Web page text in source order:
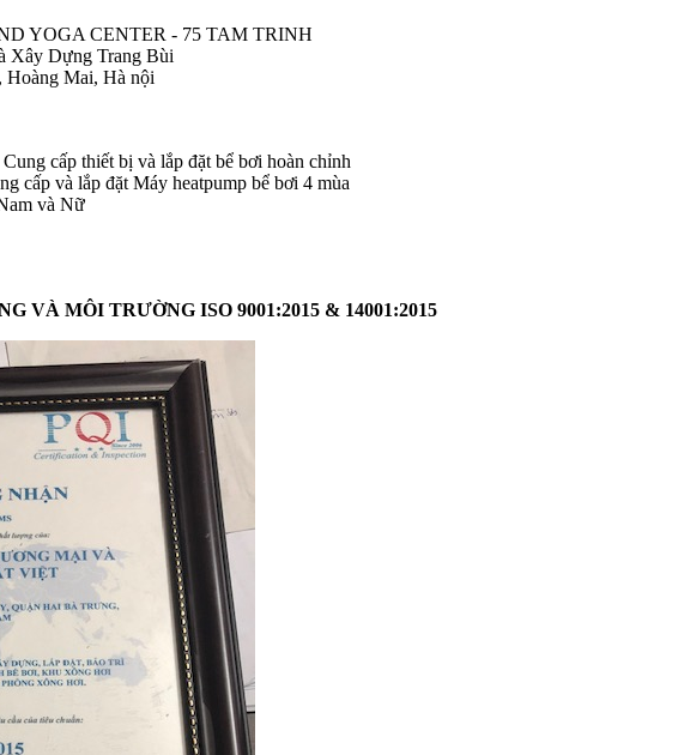
YOGA CENTER - 75 TAM TRINH
Xây Dựng Trang Bùi
Hoàng Mai, Hà nội
cấp thiết bị và lắp đặt bể bơi hoàn chỉnh
cấp và lắp đặt Máy heatpump bể bơi 4 mùa
và Nữ
VÀ MÔI TRƯỜNG ISO 9001:2015 & 14001:2015